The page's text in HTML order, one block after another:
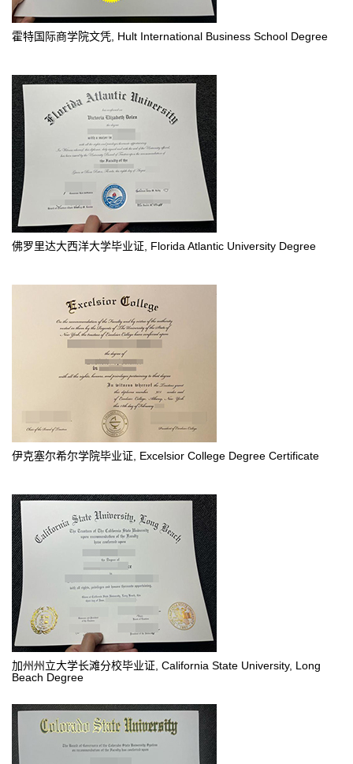
霍特国际商学院文凭, Hult International Business School Degree
佛罗里达大西洋大学毕业证, Florida Atlantic University Degree
伊克塞尔希尔学院毕业证, Excelsior College Degree Certificate
加州州立大学长滩分校毕业证, California State University, Long
Beach Degree